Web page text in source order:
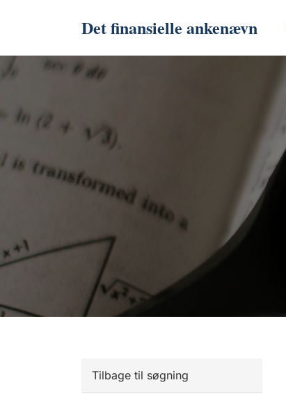
Det finansielle ankenævn
Tilbage til søgning